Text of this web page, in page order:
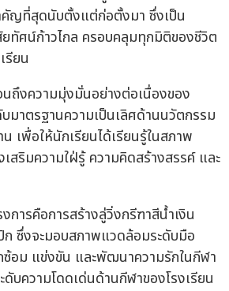
ญที่สุดนับตั้งแต่ก่อตั้งมา ซึ่งเป็น
ทัศน์ก้าวไกล ครอบคลุมทุกมิติของชีวิต
รียน
ถึงความมุ่งมั่นอย่างต่อเนื่องของ
บมาตรฐานความเป็นเลิศด้านนวัตกรรม
เพื่อให้นักเรียนได้เรียนรู้ในสภาพ
สริมความใฝ่รู้ ความคิดสร้างสรรค์ และ
การคือการสร้างลู่วิ่งกรีฑาสีน้ำเงิน
ซึ่งจะมอบสภาพแวดล้อมระดับมือ
ซ้อม แข่งขัน และพัฒนาความรักในกีฬา
บความโดดเด่นด้านกีฬาของโรงเรียน